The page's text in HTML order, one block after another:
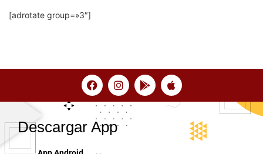
[adrotate group=»3″]
Descargar App